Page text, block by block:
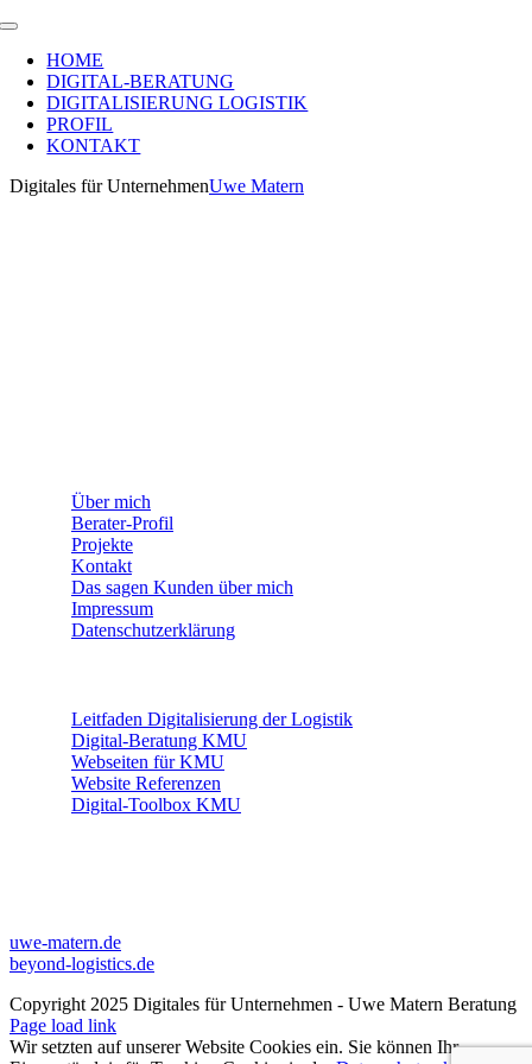
Zum
springen
Toggle
Navigation
HOME
DIGITAL-BERATUNG
DIGITALISIERUNG LOGISTIK
PROFIL
KONTAKT
Digitales für UnternehmenUwe Matern
Über mich
Berater-Profil
Projekte
Kontakt
Das sagen Kunden über mich
Impressum
Datenschutzerklärung
Leitfaden Digitalisierung der Logistik
Digital-Beratung KMU
Webseiten für KMU
Website Referenzen
Digital-Toolbox KMU
uwe-matern.de
beyond-logistics.de
Copyright 2025 Digitales für Unternehmen - Uwe Matern Beratung
Page load link
Wir setzten auf unserer Website Cookies ein. Sie können Ihr